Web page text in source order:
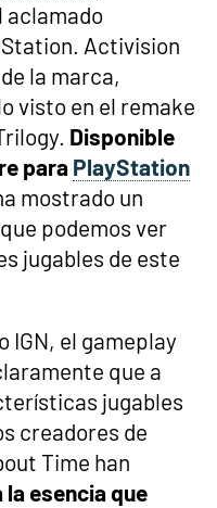
aclamado
Activision
la marca,
visto en el remake
Disponible
para PlayStation
mostrado un
podemos ver
jugables de este
IGN, el gameplay
que a
jugables
creadores de
Time han
esencia que